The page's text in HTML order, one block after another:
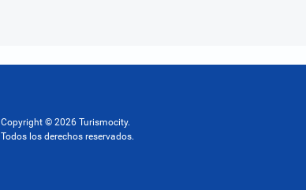
Copyright © 2026 Turismocity.
Todos los derechos reservados.